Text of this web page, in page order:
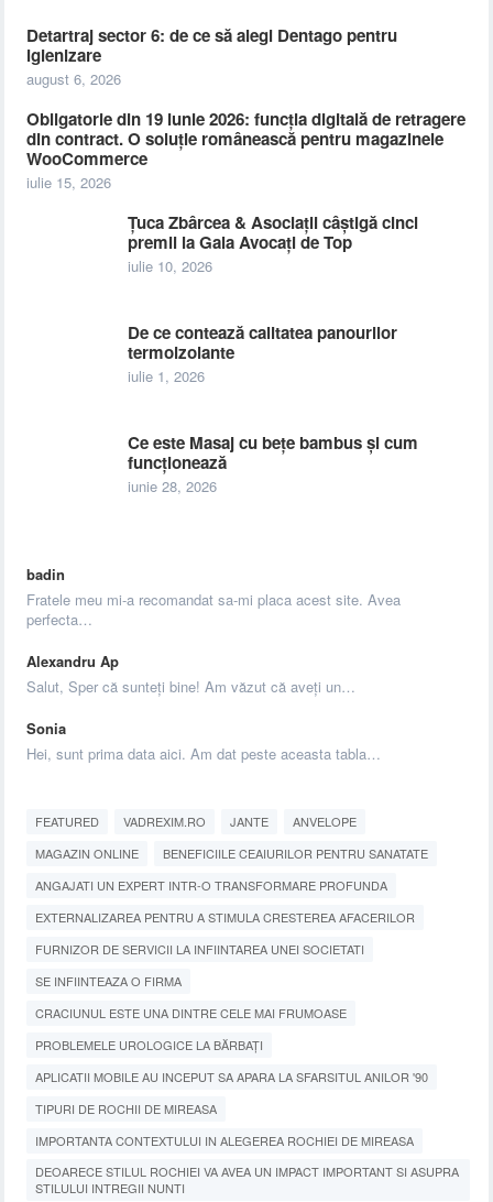
Detartraj sector 6: de ce să alegi Dentago pentru
igienizare
august 6, 2026
Obligatorie din 19 iunie 2026: funcția digitală de retragere
din contract. O soluție românească pentru magazinele
WooCommerce
iulie 15, 2026
Țuca Zbârcea & Asociații câștigă cinci
premii la Gala Avocați de Top
iulie 10, 2026
De ce contează calitatea panourilor
termoizolante
iulie 1, 2026
Ce este Masaj cu bețe bambus și cum
funcționează
iunie 28, 2026
badin
Fratele meu mi-a recomandat sa-mi placa acest site. Avea
perfecta…
Alexandru Ap
Salut, Sper că sunteți bine! Am văzut că aveți un…
Sonia
Hei, sunt prima data aici. Am dat peste aceasta tabla…
FEATURED VADREXIM.RO JANTE
ANVELOPE
MAGAZIN ONLINE
BENEFICIILE CEAIURILOR PENTRU SANATATE
ANGAJATI UN EXPERT INTR-O TRANSFORMARE PROFUNDA
EXTERNALIZAREA PENTRU A STIMULA CRESTEREA AFACERILOR
FURNIZOR DE SERVICII LA INFIINTAREA UNEI SOCIETATI
SE INFIINTEAZA O FIRMA
CRACIUNUL ESTE UNA DINTRE CELE MAI FRUMOASE
PROBLEMELE UROLOGICE LA BĂRBAȚI
APLICATII MOBILE AU INCEPUT SA APARA LA SFARSITUL ANILOR '90
TIPURI DE ROCHII DE MIREASA
IMPORTANTA CONTEXTULUI IN ALEGEREA ROCHIEI DE MIREASA
DEOARECE STILUL ROCHIEI VA AVEA UN IMPACT IMPORTANT SI ASUPRA
STILULUI INTREGII NUNTI